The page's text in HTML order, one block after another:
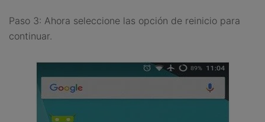
Paso 3: Ahora seleccione las opción de reinicio para
continuar.